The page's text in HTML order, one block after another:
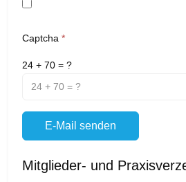
Captcha *
24 + 70 = ?
E-Mail senden
Mitglieder- und